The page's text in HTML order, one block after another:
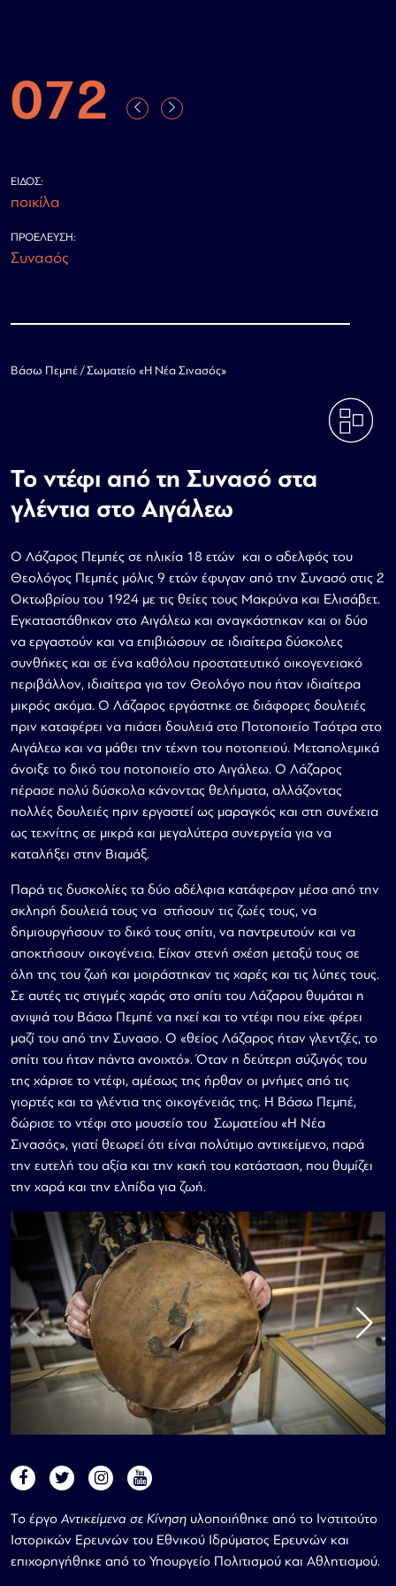
072
ΕΊΔΟΣ:
ποικίλα
ΠΡΟΈΛΕΥΣΗ:
Συνασός
Βάσω Πεμπέ / Σωματείο «Η Νέα Σινασός»
Το ντέφι από τη Συνασό στα
γλέντια στο Αιγάλεω
Ο Λάζαρος Πεμπές σε ηλικία 18 ετών και ο αδελφός του
Θεολόγος Πεμπές μόλις 9 ετών έφυγαν από την Συνασό στις 2
Οκτωβρίου του 1924 με τις θείες τους Μακρύνα και Ελισάβετ.
Εγκαταστάθηκαν στο Αιγάλεω και αναγκάστηκαν και οι δύο
να εργαστούν και να επιβιώσουν σε ιδιαίτερα δύσκολες
συνθήκες και σε ένα καθόλου προστατευτικό οικογενειακό
περιβάλλον, ιδιαίτερα για τον Θεολόγο που ήταν ιδιαίτερα
μικρός ακόμα. Ο Λάζαρος εργάστηκε σε διάφορες δουλειές
πριν καταφέρει να πιάσει δουλειά στο Ποτοποιείο Τσότρα στο
Αιγάλεω και να μάθει την τέχνη του ποτοπειού. Μεταπολεμικά
άνοιξε το δικό του ποτοποιείο στο Αιγάλεω. Ο Λάζαρος
πέρασε πολύ δύσκολα κάνοντας θελήματα, αλλάζοντας
πολλές δουλειές πριν εργαστεί ως μαραγκός και στη συνέχεια
ως τεχνίτης σε μικρά και μεγαλύτερα συνεργεία για να
καταλήξει στην Βιαμάξ.
Παρά τις δυσκολίες τα δύο αδέλφια κατάφεραν μέσα από την
σκληρή δουλειά τους να στήσουν τις ζωές τους, να
δημιουργήσουν το δικό τους σπίτι, να παντρευτούν και να
αποκτήσουν οικογένεια. Είχαν στενή σχέση μεταξύ τους σε
όλη της του ζωή και μοιράστηκαν τις χαρές και τις λύπες τους.
Σε αυτές τις στιγμές χαράς στο σπίτι του Λάζαρου θυμάται η
ανιψιά του Βάσω Πεμπέ να ηχεί και το ντέφι που είχε φέρει
μαζί του από την Συνασο. Ο «θείος Λάζαρος ήταν γλεντζές, το
σπίτι του ήταν πάντα ανοιχτό». Όταν η δεύτερη σύζυγός του
της χάρισε το ντέφι, αμέσως της ήρθαν οι μνήμες από τις
γιορτές και τα γλέντια της οικογένειάς της. Η Βάσω Πεμπέ,
δώρισε το ντέφι στο μουσείο του Σωματείου «Η Νέα
Σινασός», γιατί θεωρεί ότι είναι πολύτιμο αντικείμενο, παρά
την ευτελή του αξία και την κακή του κατάσταση, που θυμίζει
την χαρά και την ελπίδα για ζωή.
Το έργο Αντικείμενα σε Κίνηση υλοποιήθηκε από το Ινστιτούτο
Ιστορικών Ερευνών του Εθνικού Ιδρύματος Ερευνών και
επιχορηγήθηκε από το Υπουργείο Πολιτισμού και Αθλητισμού.